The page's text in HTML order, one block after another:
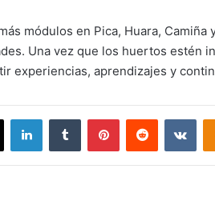
módulos en Pica, Huara,
Una vez que los huertos estén
experiencias, aprendizajes y
X LinkedInTumblr PinterestReddit